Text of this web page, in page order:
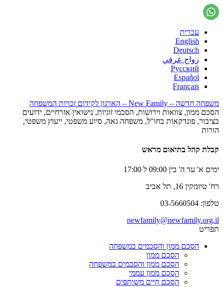
עברית
English
Deutsch
زواج عرفي
Русский
Español
Français
משפחה חדשה – New Family – הארגון לקידום זכויות המשפחה
הסכם ממון, צוואות וירושות, הסכמי זוגיות, נישואין אזרחיים, ידועים
בציבור, פונדקאות בחו"ל, משפחה גאה, סיוע משפטי, ייעוץ משפטי,
הורות
קבלת קהל בתיאום מראש
ימים א' עד ה' בין 09:00 ל 17:00
רח' טיומקין 16, תל אביב
טלפון: 03-5660504
newfamily@newfamily.org.il
תפריט
הסכם ממון והסכמים במשפחה
הסכם ממון
הסכם ממון והסכמים במשפחה
הסכם ממון עממי
הסכם חיים משותפים